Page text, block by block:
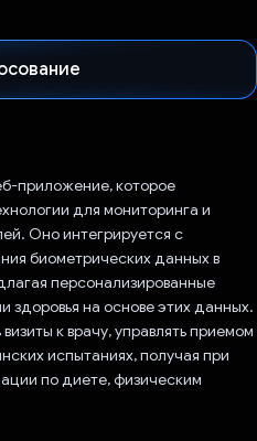
приложение, которое
для мониторинга и
Оно интегрируется с
биометрических данных в
персонализированные
здоровья на основе этих данных.
к врачу, управлять приемом
испытаниях, получая при
по диете, физическим